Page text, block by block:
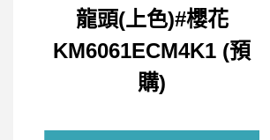
龍頭(上色)#櫻花
KM6061ECM4K1 (預
購)